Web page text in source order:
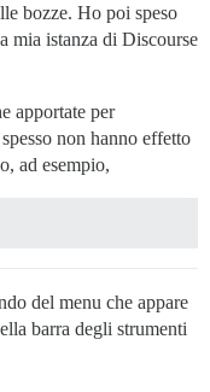
bozze. Ho poi speso
mia istanza di Discourse
apportate per
non hanno effetto
ad esempio,
del menu che appare
barra degli strumenti